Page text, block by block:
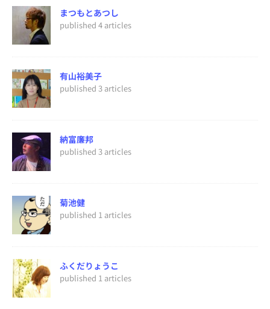
まつもとあつし
published 4 articles
有山裕美子
published 3 articles
納富廉邦
published 3 articles
菊池健
published 1 articles
ふくだりょうこ
published 1 articles